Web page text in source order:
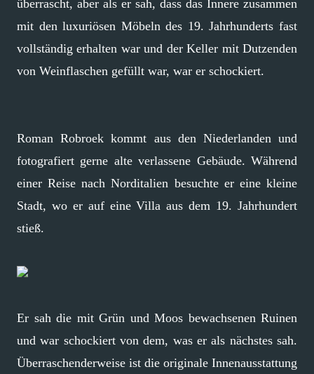
überrascht, aber als er sah, dass das Innere zusammen
mit den luxuriösen Möbeln des 19. Jahrhunderts fast
vollständig erhalten war und der Keller mit Dutzenden
von Weinflaschen gefüllt war, war er schockiert.
Roman Robroek kommt aus den Niederlanden und
fotografiert gerne alte verlassene Gebäude. Während
einer Reise nach Norditalien besuchte er eine kleine
Stadt, wo er auf eine Villa aus dem 19. Jahrhundert
stieß.
Er sah die mit Grün und Moos bewachsenen Ruinen
und war schockiert von dem, was er als nächstes sah.
Überraschenderweise ist die originale Innenausstattung